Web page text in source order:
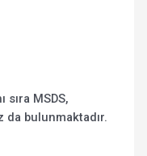
sıra MSDS,
da bulunmaktadır.